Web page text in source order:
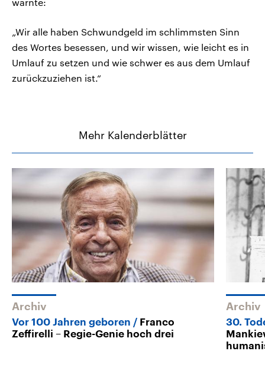
warnte:
„Wir alle haben Schwundgeld im schlimmsten Sinn
des Wortes besessen, und wir wissen, wie leicht es in
Umlauf zu setzen und wie schwer es aus dem Umlauf
zurückzuziehen ist.“
Mehr Kalenderblätter
Archiv
Vor 100 Jahren geboren
Franco
Zeffirelli – Regie-Genie hoch drei
Archiv
30.